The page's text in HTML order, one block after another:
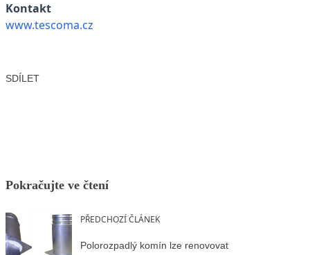
Kontakt
www.tescoma.cz
SDÍLET
Pokračujte ve čtení
PŘEDCHOZÍ ČLÁNEK
Polorozpadlý komín lze renovovat